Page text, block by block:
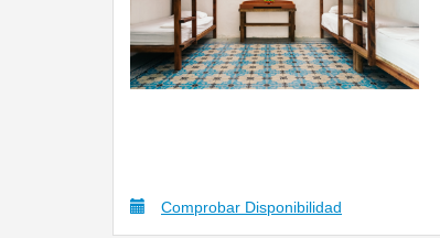
Comprobar Disponibilidad